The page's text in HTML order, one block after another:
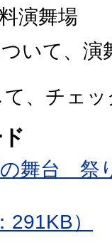
演舞場
いて、
、チェ
舞台 祭
）